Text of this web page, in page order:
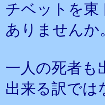
チベットを東
ありませんか
一人の死者も
出来る訳では